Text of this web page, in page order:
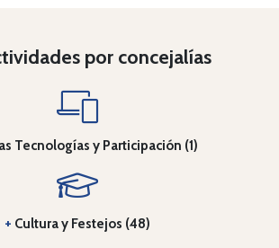
por concejalías
Tecnologías y Participación (1)
+ Cultura y Festejos (48)